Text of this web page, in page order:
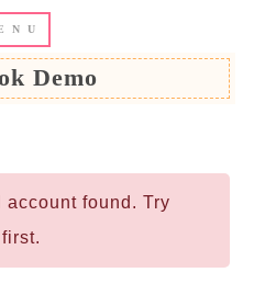
Demo
account found. Try